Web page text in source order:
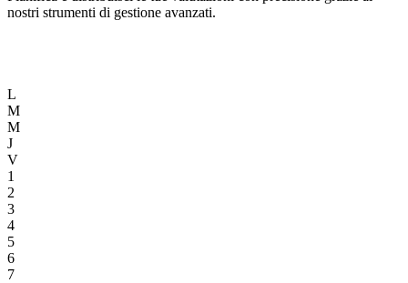
nostri strumenti di gestione avanzati.
L
M
M
J
V
1
2
3
4
5
6
7